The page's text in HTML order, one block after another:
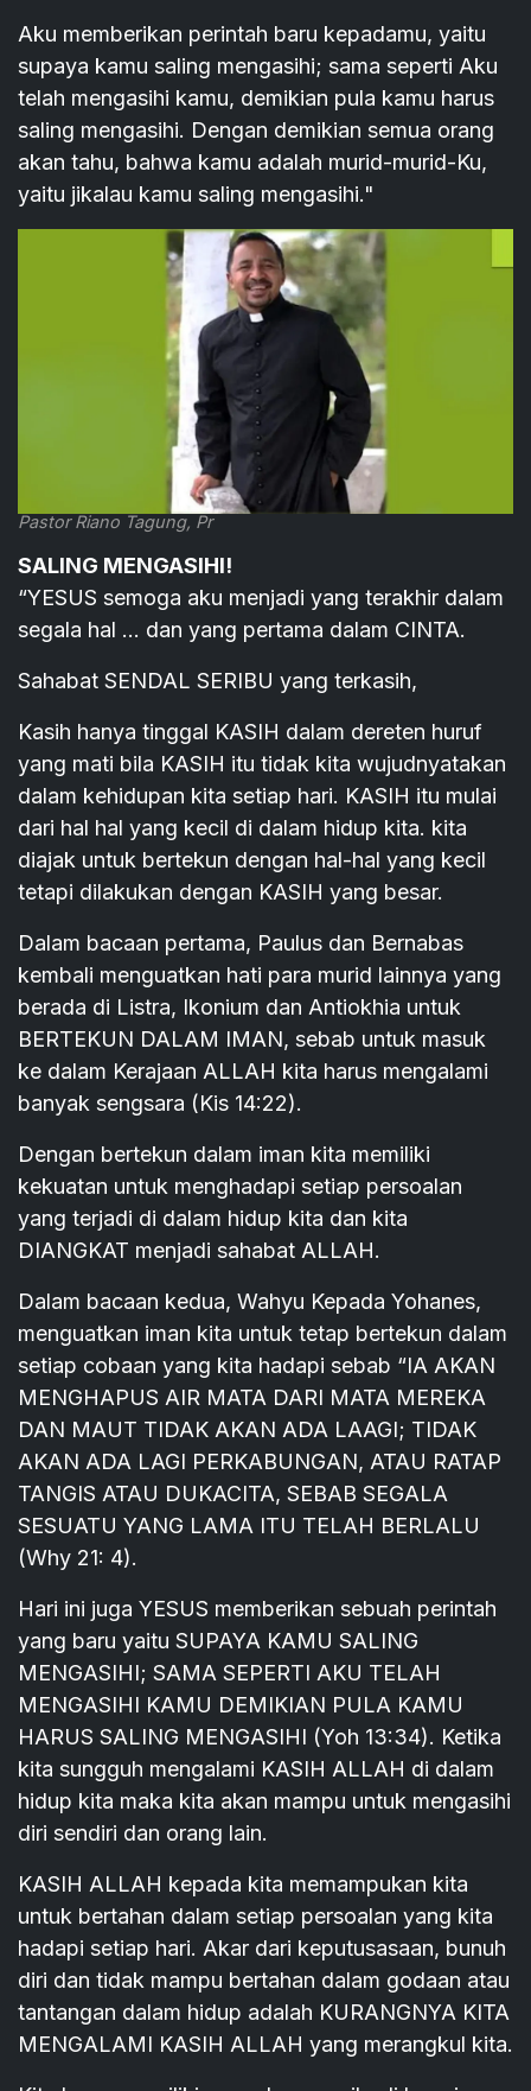
Aku memberikan perintah baru kepadamu, yaitu
supaya kamu saling mengasihi; sama seperti Aku
telah mengasihi kamu, demikian pula kamu harus
saling mengasihi. Dengan demikian semua orang
akan tahu, bahwa kamu adalah murid-murid-Ku,
yaitu jikalau kamu saling mengasihi."
Pastor Riano Tagung, Pr
SALING MENGASIHI!
“YESUS semoga aku menjadi yang terakhir dalam
segala hal … dan yang pertama dalam CINTA.
Sahabat SENDAL SERIBU yang terkasih,
Kasih hanya tinggal KASIH dalam dereten huruf
yang mati bila KASIH itu tidak kita wujudnyatakan
dalam kehidupan kita setiap hari. KASIH itu mulai
dari hal hal yang kecil di dalam hidup kita. kita
diajak untuk bertekun dengan hal-hal yang kecil
tetapi dilakukan dengan KASIH yang besar.
Dalam bacaan pertama, Paulus dan Bernabas
kembali menguatkan hati para murid lainnya yang
berada di Listra, Ikonium dan Antiokhia untuk
BERTEKUN DALAM IMAN, sebab untuk masuk
ke dalam Kerajaan ALLAH kita harus mengalami
banyak sengsara (Kis 14:22).
Dengan bertekun dalam iman kita memiliki
kekuatan untuk menghadapi setiap persoalan
yang terjadi di dalam hidup kita dan kita
DIANGKAT menjadi sahabat ALLAH.
Dalam bacaan kedua, Wahyu Kepada Yohanes,
menguatkan iman kita untuk tetap bertekun dalam
setiap cobaan yang kita hadapi sebab “IA AKAN
MENGHAPUS AIR MATA DARI MATA MEREKA
DAN MAUT TIDAK AKAN ADA LAAGI; TIDAK
AKAN ADA LAGI PERKABUNGAN, ATAU RATAP
TANGIS ATAU DUKACITA, SEBAB SEGALA
SESUATU YANG LAMA ITU TELAH BERLALU
(Why 21: 4).
Hari ini juga YESUS memberikan sebuah perintah
yang baru yaitu SUPAYA KAMU SALING
MENGASIHI; SAMA SEPERTI AKU TELAH
MENGASIHI KAMU DEMIKIAN PULA KAMU
HARUS SALING MENGASIHI (Yoh 13:34). Ketika
kita sungguh mengalami KASIH ALLAH di dalam
hidup kita maka kita akan mampu untuk mengasihi
diri sendiri dan orang lain.
KASIH ALLAH kepada kita memampukan kita
untuk bertahan dalam setiap persoalan yang kita
hadapi setiap hari. Akar dari keputusasaan, bunuh
diri dan tidak mampu bertahan dalam godaan atau
tantangan dalam hidup adalah KURANGNYA KITA
MENGALAMI KASIH ALLAH yang merangkul kita.